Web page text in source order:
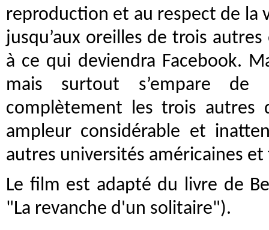
reproduction et au respect de la
jusqu’aux oreilles de trois
à ce qui deviendra Facebook.
mais surtout s’empare de
complètement les trois autres
ampleur considérable et
autres universités américaines
Le film est adapté du livre de
"La revanche d'un solitaire").